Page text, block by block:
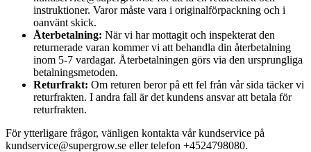
instruktioner. Varor måste vara i originalförpackning och i
oanvänt skick.
Återbetalning: När vi har mottagit och inspekterat den
returnerade varan kommer vi att behandla din återbetalning
inom 5-7 vardagar. Återbetalningen görs via den ursprungliga
betalningsmetoden.
Returfrakt: Om returen beror på ett fel från vår sida täcker vi
returfrakten. I andra fall är det kundens ansvar att betala för
returfrakten.
För ytterligare frågor, vänligen kontakta vår kundservice på
kundservice@supergrow.se eller telefon +4524798080.